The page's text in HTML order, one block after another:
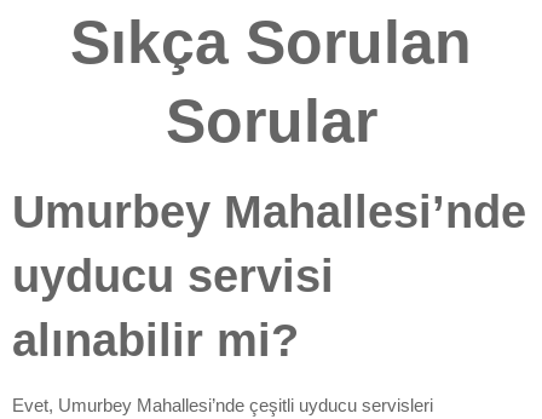
Sıkça Sorulan
Sorular
Umurbey Mahallesi’nde
uyducu servisi
alınabilir mi?
Evet, Umurbey Mahallesi’nde çeşitli uyducu servisleri